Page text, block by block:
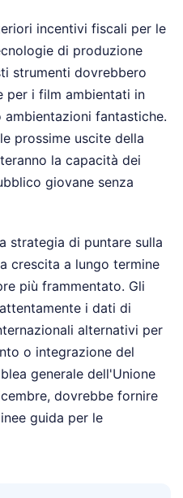
incentivi fiscali per le
di produzione
strumenti dovrebbero
per i film ambientati in
fantastiche.
prossime uscite della
la capacità dei
giovane senza
strategia di puntare sulla
crescita a lungo termine
più frammentato. Gli
i dati di
alternativi per
o integrazione del
generale dell'Unione
dovrebbe fornire
guida per le